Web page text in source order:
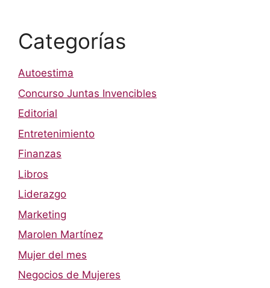
Categorías
Autoestima
Concurso Juntas Invencibles
Editorial
Entretenimiento
Finanzas
Libros
Liderazgo
Marketing
Marolen Martínez
Mujer del mes
Negocios de Mujeres